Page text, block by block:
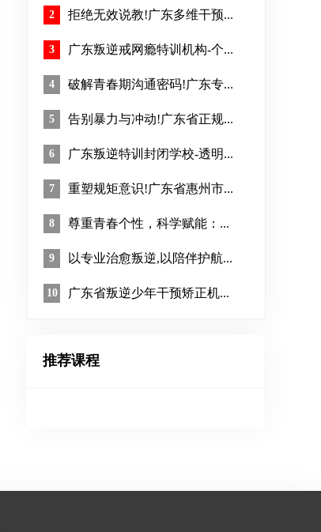
2 拒绝无效说教!广东多维干预...
3 广东叛逆戒网瘾特训机构-个...
4 破解青春期沟通密码!广东专...
5 告别暴力与冲动!广东省正规...
6 广东叛逆特训封闭学校-透明...
7 重塑规矩意识!广东省惠州市...
8 尊重青春个性，科学赋能：...
9 以专业治愈叛逆,以陪伴护航...
10 广东省叛逆少年干预矫正机...
推荐课程